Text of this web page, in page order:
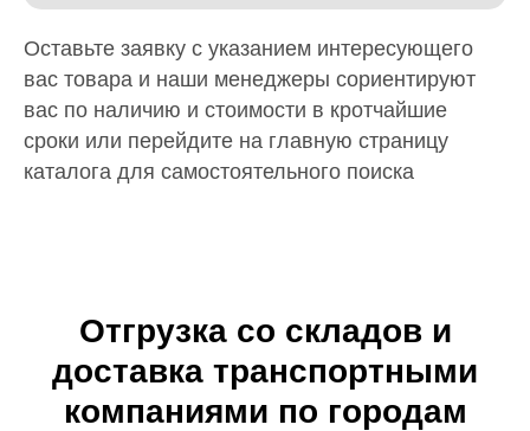
Оставьте заявку с указанием интересующего
вас товара и наши менеджеры сориентируют
вас по наличию и стоимости в кротчайшие
сроки или перейдите на главную страницу
каталога для самостоятельного поиска
Отгрузка со складов и
доставка транспортными
компаниями по городам